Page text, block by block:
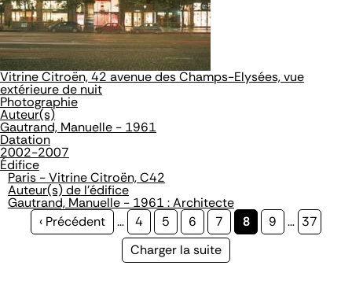
Vitrine Citroën, 42 avenue des Champs-Elysées, vue
extérieure de nuit
Photographie
Auteur(s)
Gautrand, Manuelle - 1961
Datation
2002-2007
Édifice
Paris - Vitrine Citroën, C42
Auteur(s) de l'édifice
Gautrand, Manuelle - 1961 : Architecte
Page
‹ Précédent … Page
4 Page
5 Page
6 Page
7
Page
8 Page
9 … Page
37
Page
Charger la suite